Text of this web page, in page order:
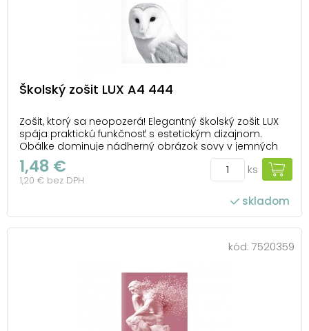
Školský zošit LUX A4 444
Zošit, ktorý sa neopozerá! Elegantný školský zošit LUX
spája praktickú funkčnosť s estetickým dizajnom.
Obálke dominuje nádherný obrázok sovy v jemných
odtieňoch sivej a bielej, ktorý symbolizuje múdrosť a
pokoj. Formát A4 s linajkovými stranami a okrajmi
širokými 1,5 cm poskytuje ideálny p...
1,48 €
1,20 € bez DPH
ks
skladom
kód: 7520359